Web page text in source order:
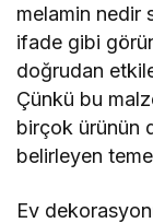
melamin nedir
ifade gibi
doğrudan
Çünkü bu
birçok ürünün
belirleyen
Ev